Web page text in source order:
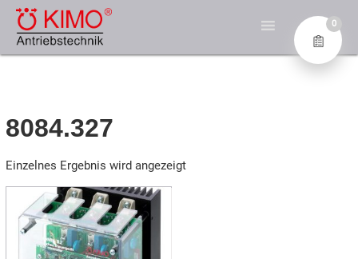
Zum
Inhalt
springen
KIMO® – DIE EXPERTEN
FÜR ANTRIEBSTECHNIK
8084.327
Einzelnes Ergebnis wird angezeigt
0